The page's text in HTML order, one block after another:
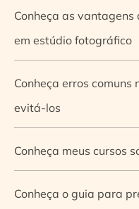
Conheça as
em estúdio fotográfico
Conheça erros
evitá-los
Conheça meus cursos
Conheça o guia para